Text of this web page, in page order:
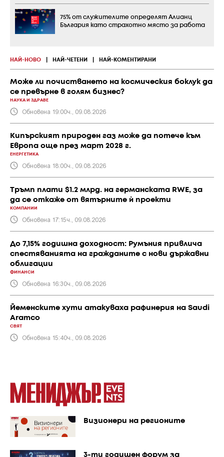
НАЙ-НОВО НАЙ-ЧЕТЕНИ НАЙ-КОМЕНТИРАНИ
Може ли почистването на космическия боклук да
се превърне в голям бизнес?
НАУКА И ЗДРАВЕ
Обновена 19:00ч., 09.08.2026
Кипърският природен газ може да потече към
Европа още през март 2028 г.
ЕНЕРГЕТИКА
Обновена 18:00ч., 09.08.2026
Тръмп плати $1.2 млрд. на германската RWE, за
да се откаже от вятърните ѝ проекти
КОМПАНИИ
Обновена 17:15ч., 09.08.2026
До 7,15% годишна доходност: Румъния привлича
спестяванията на гражданите с нови държавни
облигации
ФИНАНСИ
Обновена 16:30ч., 09.08.2026
Йеменските хути атакуваха рафинерия на Saudi
Aramco
СВЯТ
Обновена 15:40ч., 09.08.2026
75% от служителите определят Алианц
България като страхотно място за работа
Визионери на регионите
3-ти годишен форум за